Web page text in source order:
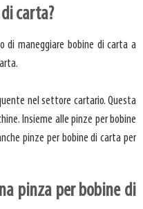
carta?
di maneggiare bobine di carta a
nel settore cartario. Questa
Insieme alle pinze per bobine
pinze per bobine di carta per
pinza per bobine di